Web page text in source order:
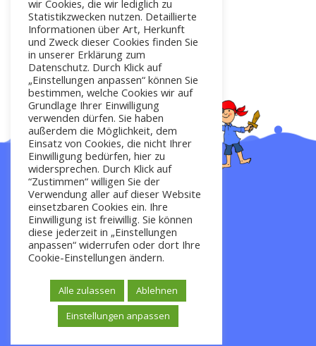
Startseite
Impressum
Kontakt
Datenschutz
wir Cookies, die wir lediglich zu
Statistikzwecken nutzen. Detaillierte
Informationen über Art, Herkunft
und Zweck dieser Cookies finden Sie
in unserer Erklärung zum
Datenschutz. Durch Klick auf
„Einstellungen anpassen“ können Sie
bestimmen, welche Cookies wir auf
Grundlage Ihrer Einwilligung
verwenden dürfen. Sie haben
außerdem die Möglichkeit, dem
Einsatz von Cookies, die nicht Ihrer
Einwilligung bedürfen, hier zu
widersprechen. Durch Klick auf
“Zustimmen“ willigen Sie der
Verwendung aller auf dieser Website
einsetzbaren Cookies ein. Ihre
Einwilligung ist freiwillig. Sie können
diese jederzeit in „Einstellungen
anpassen“ widerrufen oder dort Ihre
Cookie-Einstellungen ändern.
Alle zulassen
Ablehnen
Einstellungen anpassen